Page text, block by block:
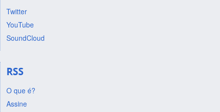
Twitter
YouTube
SoundCloud
RSS
O que é?
Assine